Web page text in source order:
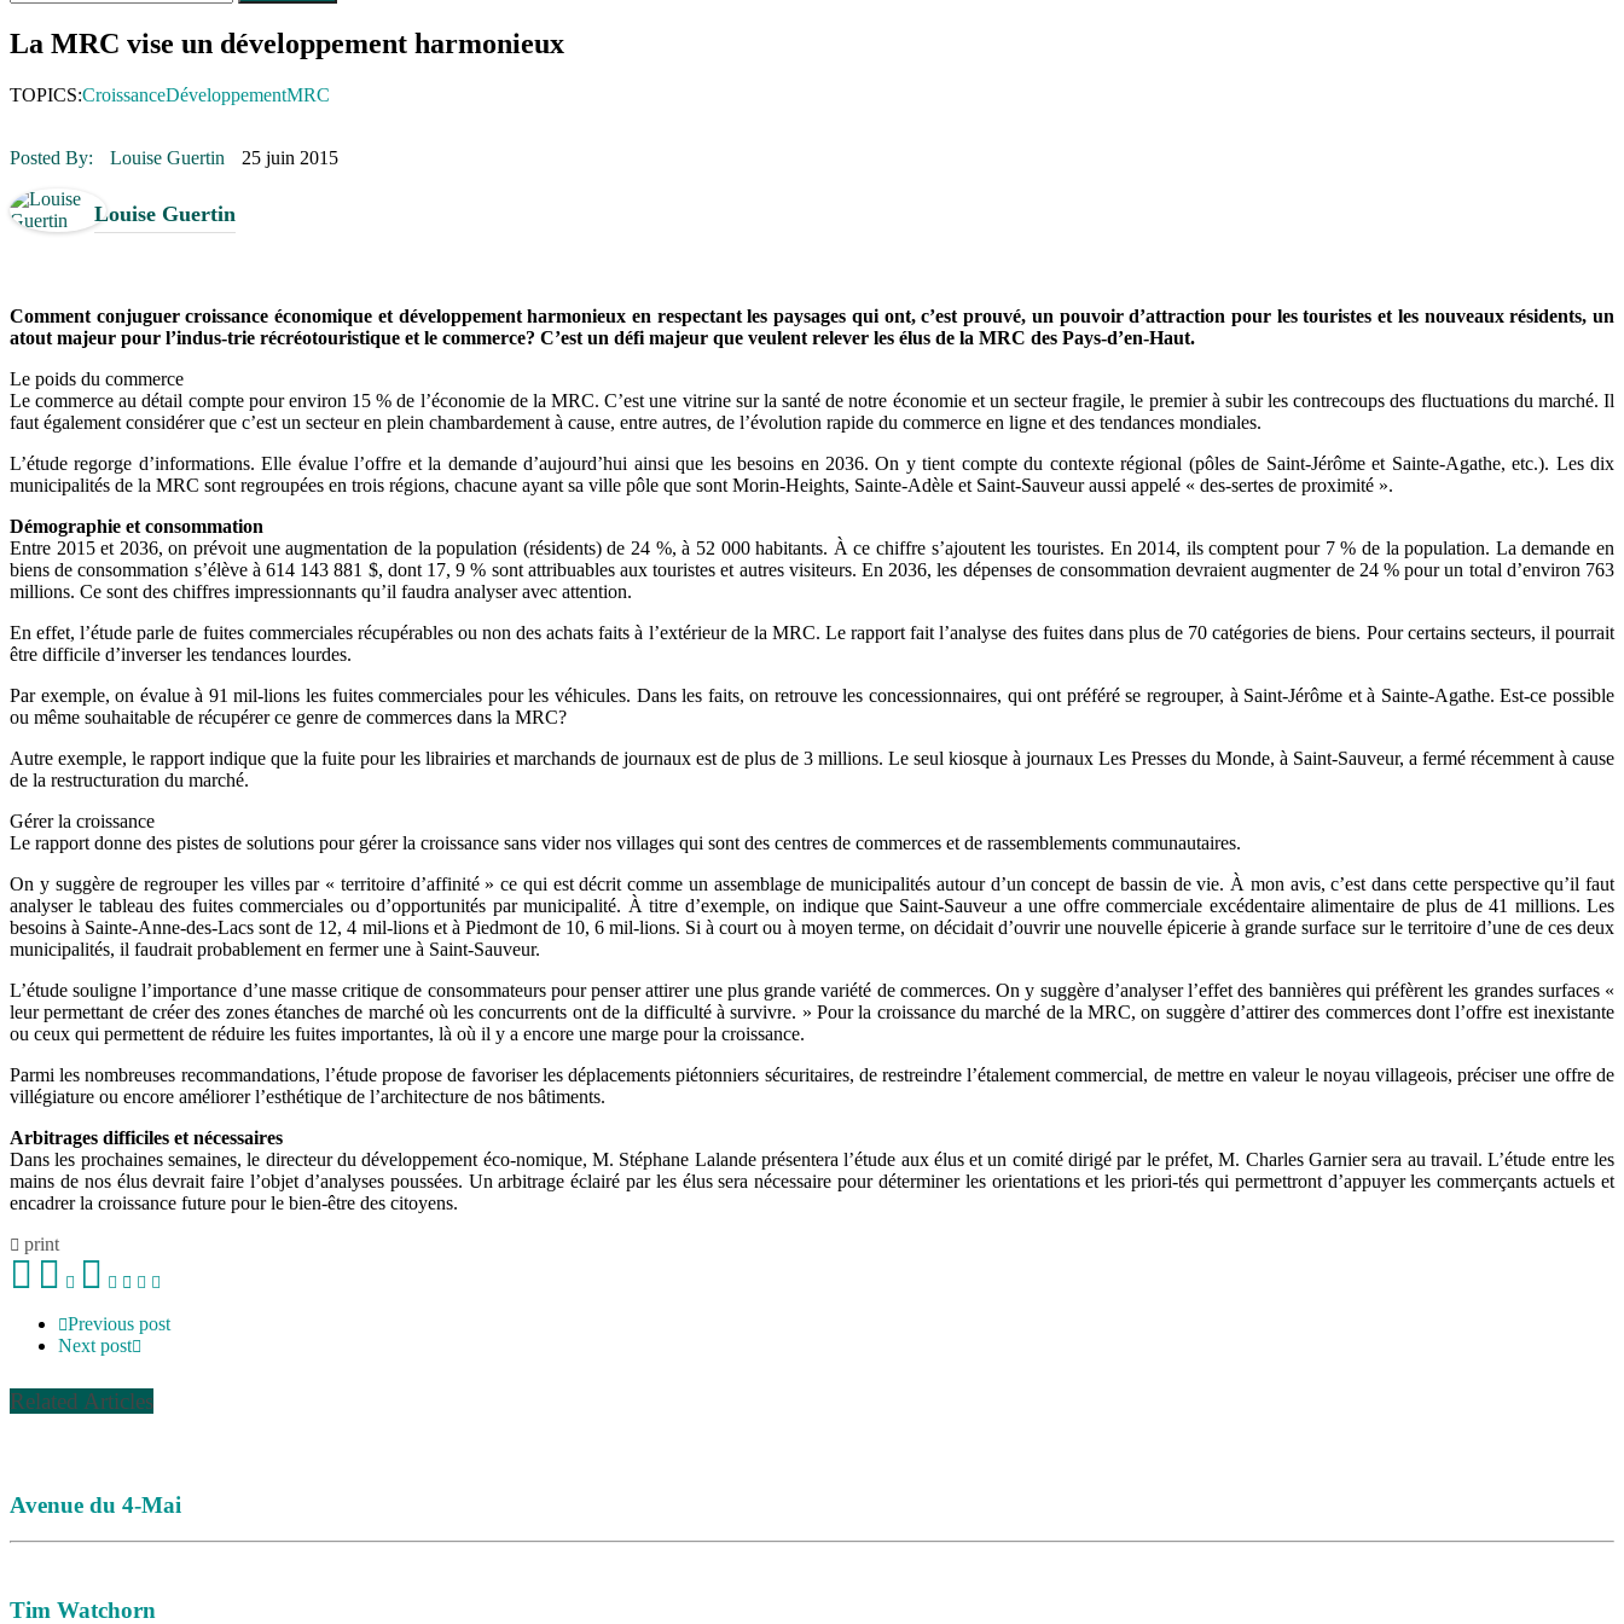
30 juin 2015
Fantaisie et créativité en mode jeunesse
16 juillet 2026
Une Saint-Jean rassembleuse
16 juillet 2026 | POLITIQUE
La MRC vise un développement harmonieux
TOPICS:CroissanceDéveloppementMRC
Posted By: Louise Guertin 25 juin 2015
Louise Guertin
Comment conjuguer croissance économique et développement harmonieux en respectant les paysages qui ont, c’est prouvé, un pouvoir d’attraction pour les touristes et les nouveaux résidents, un
atout majeur pour l’indus-trie récréotouristique et le commerce? C’est un défi majeur que veulent relever les élus de la MRC des Pays-d’en-Haut.
Le poids du commerce
Le commerce au détail compte pour environ 15 % de l’économie de la MRC. C’est une vitrine sur la santé de notre économie et un secteur fragile, le premier à subir les contrecoups des fluctuations du marché. Il
faut également considérer que c’est un secteur en plein chambardement à cause, entre autres, de l’évolution rapide du commerce en ligne et des tendances mondiales.
L’étude regorge d’informations. Elle évalue l’offre et la demande d’aujourd’hui ainsi que les besoins en 2036. On y tient compte du contexte régional (pôles de Saint-Jérôme et Sainte-Agathe, etc.). Les dix
municipalités de la MRC sont regroupées en trois régions, chacune ayant sa ville pôle que sont Morin-Heights, Sainte-Adèle et Saint-Sauveur aussi appelé « des-sertes de proximité ».
Démographie et consommation
Entre 2015 et 2036, on prévoit une augmentation de la population (résidents) de 24 %, à 52 000 habitants. À ce chiffre s’ajoutent les touristes. En 2014, ils comptent pour 7 % de la population. La demande en
biens de consommation s’élève à 614 143 881 $, dont 17, 9 % sont attribuables aux touristes et autres visiteurs. En 2036, les dépenses de consommation devraient augmenter de 24 % pour un total d’environ 763
millions. Ce sont des chiffres impressionnants qu’il faudra analyser avec attention.
En effet, l’étude parle de fuites commerciales récupérables ou non des achats faits à l’extérieur de la MRC. Le rapport fait l’analyse des fuites dans plus de 70 catégories de biens. Pour certains secteurs, il pourrait
être difficile d’inverser les tendances lourdes.
Par exemple, on évalue à 91 mil-lions les fuites commerciales pour les véhicules. Dans les faits, on retrouve les concessionnaires, qui ont préféré se regrouper, à Saint-Jérôme et à Sainte-Agathe. Est-ce possible
ou même souhaitable de récupérer ce genre de commerces dans la MRC?
Autre exemple, le rapport indique que la fuite pour les librairies et marchands de journaux est de plus de 3 millions. Le seul kiosque à journaux Les Presses du Monde, à Saint-Sauveur, a fermé récemment à cause
de la restructuration du marché.
Gérer la croissance
Le rapport donne des pistes de solutions pour gérer la croissance sans vider nos villages qui sont des centres de commerces et de rassemblements communautaires.
On y suggère de regrouper les villes par « territoire d’affinité » ce qui est décrit comme un assemblage de municipalités autour d’un concept de bassin de vie. À mon avis, c’est dans cette perspective qu’il faut
analyser le tableau des fuites commerciales ou d’opportunités par municipalité. À titre d’exemple, on indique que Saint-Sauveur a une offre commerciale excédentaire alimentaire de plus de 41 millions. Les
besoins à Sainte-Anne-des-Lacs sont de 12, 4 mil-lions et à Piedmont de 10, 6 mil-lions. Si à court ou à moyen terme, on décidait d’ouvrir une nouvelle épicerie à grande surface sur le territoire d’une de ces deux
municipalités, il faudrait probablement en fermer une à Saint-Sauveur.
L’étude souligne l’importance d’une masse critique de consommateurs pour penser attirer une plus grande variété de commerces. On y suggère d’analyser l’effet des bannières qui préfèrent les grandes surfaces «
leur permettant de créer des zones étanches de marché où les concurrents ont de la difficulté à survivre. » Pour la croissance du marché de la MRC, on suggère d’attirer des commerces dont l’offre est inexistante
ou ceux qui permettent de réduire les fuites importantes, là où il y a encore une marge pour la croissance.
Parmi les nombreuses recommandations, l’étude propose de favoriser les déplacements piétonniers sécuritaires, de restreindre l’étalement commercial, de mettre en valeur le noyau villageois, préciser une offre de
villégiature ou encore améliorer l’esthétique de l’architecture de nos bâtiments.
Arbitrages difficiles et nécessaires
Dans les prochaines semaines, le directeur du développement éco-nomique, M. Stéphane Lalande présentera l’étude aux élus et un comité dirigé par le préfet, M. Charles Garnier sera au travail. L’étude entre les
mains de nos élus devrait faire l’objet d’analyses poussées. Un arbitrage éclairé par les élus sera nécessaire pour déterminer les orientations et les priori-tés qui permettront d’appuyer les commerçants actuels et
encadrer la croissance future pour le bien-être des citoyens.
print
Previous post
Next post
Related Articles
Avenue du 4-Mai
Tim Watchorn